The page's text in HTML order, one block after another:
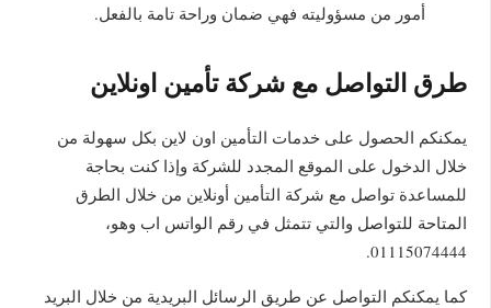
أمور من مسؤوليته فهي ضمان وراحة تامة بالفعل.
طرق التواصل مع شركة تأمين اونلاين
يمكنكم الحصول على خدمات التأمين اون لاين بكل سهولة من
خلال الدخول على الموقع المجدد للشركة وإذا كنت بحاجة
للمساعدة تواصل مع شركة التأمين أونلاين من خلال الطرق
المتاحة للتواصل والتي تتمثل في رقم الواتس اب وهو،
01115074444.
كما يمكنكم التواصل عن طريق الرسائل البريدية من خلال البريد